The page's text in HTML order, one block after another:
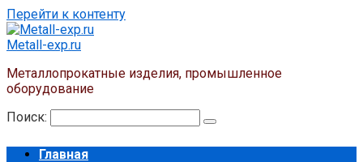
Перейти к контенту
Metall-exp.ru
Металлопрокатные изделия, промышленное
оборудование
Поиск:
Главная